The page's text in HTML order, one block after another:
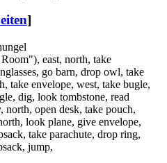
]
east, north, take
go barn, drop owl, take
take envelope, west, take bugle,
dig, look tombstone, read
north, open desk, take pouch,
look plane, give envelope,
take parachute, drop ring,
jump,